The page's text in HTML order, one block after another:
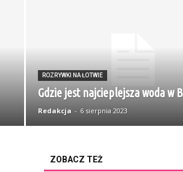
ROZRYWKI NA ŁOTWIE
Gdzie jest najcieplejsza woda w
Redakcja - 6 sierpnia 2023
ZOBACZ TEŻ